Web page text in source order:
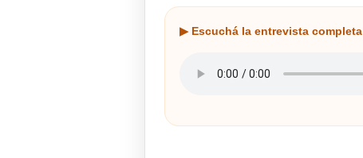
▶ Escuchá la entrevista completa